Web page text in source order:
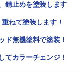
錆止めを塗装します
ねて塗装します！
ド無機塗料で塗装！
てカラーチェンジ！